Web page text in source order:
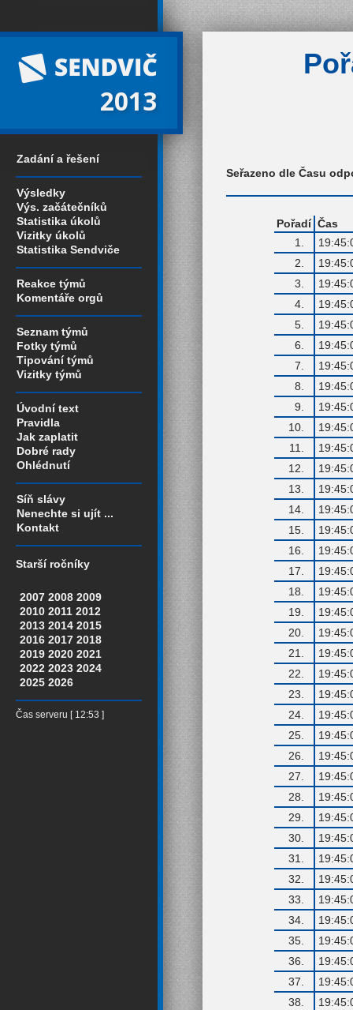
2013
Zadání a řešení
Výsledky
Výs. začátečníků
Statistika úkolů
Vizitky úkolů
Statistika Sendviče
Reakce týmů
Komentáře orgů
Seznam týmů
Fotky týmů
Tipování týmů
Vizitky týmů
Úvodní text
Pravidla
Jak zaplatit
Dobré rady
Ohlédnutí
Síň slávy
Nenechte si ujít ...
Kontakt
Starší ročníky
2007 2008 2009
2010 2011 2012
2013 2014 2015
2016 2017 2018
2019 2020 2021
2022 2023 2024
2025 2026
Čas serveru [ 12:53 ]
Seřazeno dle Času
Pořadí Čas
1.
2.
3.
4.
5.
6.
7.
8.
9.
10.
11.
12.
13.
14.
15.
16.
17.
18.
19.
20.
21.
22.
23.
24.
25.
26.
27.
28.
29.
30.
31.
32.
33.
34.
35.
36.
37.
38.